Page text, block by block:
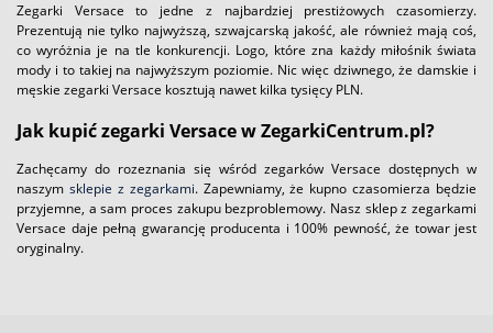
Zegarki Versace to jedne z najbardziej prestiżowych czasomierzy.
Prezentują nie tylko najwyższą, szwajcarską jakość, ale również mają coś,
co wyróżnia je na tle konkurencji. Logo, które zna każdy miłośnik świata
mody i to takiej na najwyższym poziomie. Nic więc dziwnego, że damskie i
męskie zegarki Versace kosztują nawet kilka tysięcy PLN.
Jak kupić zegarki Versace w ZegarkiCentrum.pl?
Zachęcamy do rozeznania się wśród zegarków Versace dostępnych w
naszym sklepie z zegarkami. Zapewniamy, że kupno czasomierza będzie
przyjemne, a sam proces zakupu bezproblemowy. Nasz sklep z zegarkami
Versace daje pełną gwarancję producenta i 100% pewność, że towar jest
oryginalny.